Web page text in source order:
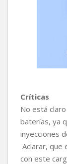
Críticas
No está
baterías, ya
inyecciones
Aclarar, que
con este